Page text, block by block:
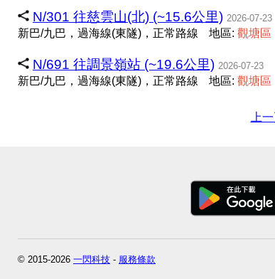
N/301 往慈雲山(北) (~15.6公里) 2026-07-23
新巴/九巴，過海線(東隧)，正常路線 地區: 觀塘區
N/691 往調景嶺站 (~19.6公里) 2026-07-23
新巴/九巴，過海線(東隧)，正常路線 地區: 觀塘區
上
© 2015-2026 一閃科技 - 服務條款